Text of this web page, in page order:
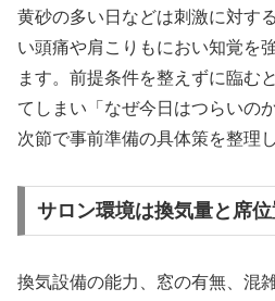
黄砂の多い日などは刺激に対す
い頭痛や肩こりもにおい知覚を
ます。前提条件を整えずに臨む
てしまい「なぜ今日はつらいの
次節で事前準備の具体策を整理し
サロン環境は換気量と席
換気設備の能力、窓の有無、混